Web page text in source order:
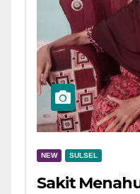
NEW SULSEL
Sakit